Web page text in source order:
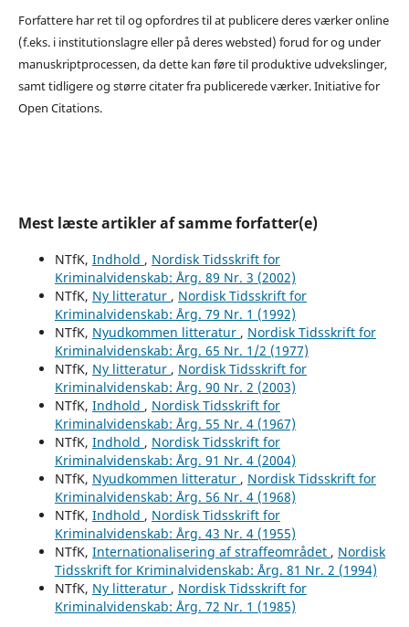
Forfattere har ret til og opfordres til at publicere deres værker online
(f.eks. i institutionslagre eller på deres websted) forud for og under
manuskriptprocessen, da dette kan føre til produktive udvekslinger,
samt tidligere og større citater fra publicerede værker. Initiative for
Open Citations.
Mest læste artikler af samme forfatter(e)
NTfK, Indhold , Nordisk Tidsskrift for
Kriminalvidenskab: Årg. 89 Nr. 3 (2002)
NTfK, Ny litteratur , Nordisk Tidsskrift for
Kriminalvidenskab: Årg. 79 Nr. 1 (1992)
NTfK, Nyudkommen litteratur , Nordisk Tidsskrift for
Kriminalvidenskab: Årg. 65 Nr. 1/2 (1977)
NTfK, Ny litteratur , Nordisk Tidsskrift for
Kriminalvidenskab: Årg. 90 Nr. 2 (2003)
NTfK, Indhold , Nordisk Tidsskrift for
Kriminalvidenskab: Årg. 55 Nr. 4 (1967)
NTfK, Indhold , Nordisk Tidsskrift for
Kriminalvidenskab: Årg. 91 Nr. 4 (2004)
NTfK, Nyudkommen litteratur , Nordisk Tidsskrift for
Kriminalvidenskab: Årg. 56 Nr. 4 (1968)
NTfK, Indhold , Nordisk Tidsskrift for
Kriminalvidenskab: Årg. 43 Nr. 4 (1955)
NTfK, Internationalisering af straffeområdet , Nordisk
Tidsskrift for Kriminalvidenskab: Årg. 81 Nr. 2 (1994)
NTfK, Ny litteratur , Nordisk Tidsskrift for
Kriminalvidenskab: Årg. 72 Nr. 1 (1985)